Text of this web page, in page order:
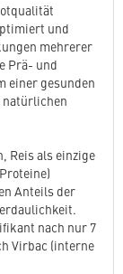
und
mehrerer
Prä- und
einer gesunden
natürlichen
Reis als einzige
Anteils der
nach nur 7
Virbac (interne